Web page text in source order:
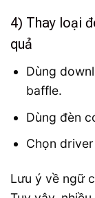
4) Thay loại
quả
Dùng
baffle.
Dùng đèn
Chọn
Lưu ý về ngữ